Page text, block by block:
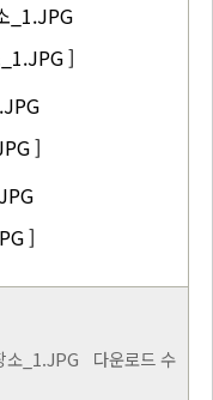
]
]
]
소_1.JPG 다운로드 수